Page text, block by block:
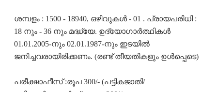
ശമ്പളം : 1500 - 18940, ഒഴിവുകൾ - 01 . പ്രായപരിധി :
18 നും - 36 നും മദ്ധ്യേ. ഉദ്യോഗാർത്ഥികൾ
01.01.2005-നും 02.01.1987-നും ഇടയിൽ
ജനിച്ചവരായിരിക്കണം. (രണ്ട് തീയതികളും ഉൾപ്പെടെ)
പരീക്ഷാഫീസ് :രൂപ 300/- (പട്ടികജാതി/